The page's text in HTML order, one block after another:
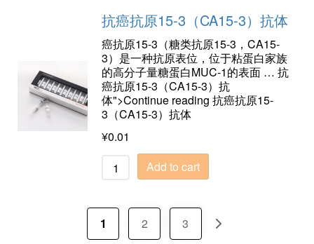
抗癌抗原15-3（CA15-3）抗体
癌抗原15-3（糖类抗原15-3，CA15-
3）是一种抗原表位，位于粘蛋白家族
的高分子量糖蛋白MUC-1的表面 … 抗
癌抗原15-3（CA15-3）抗
体">Continue reading 抗癌抗原15-
3（CA15-3）抗体
¥0.01
Add to cart
1 2 3